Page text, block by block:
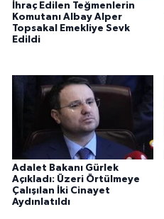
İhraç Edilen Teğmenlerin
Komutanı Albay Alper
Topsakal Emekliye Sevk
Edildi
Adalet Bakanı Gürlek
Açıkladı: Üzeri Örtülmeye
Çalışılan İki Cinayet
Aydınlatıldı